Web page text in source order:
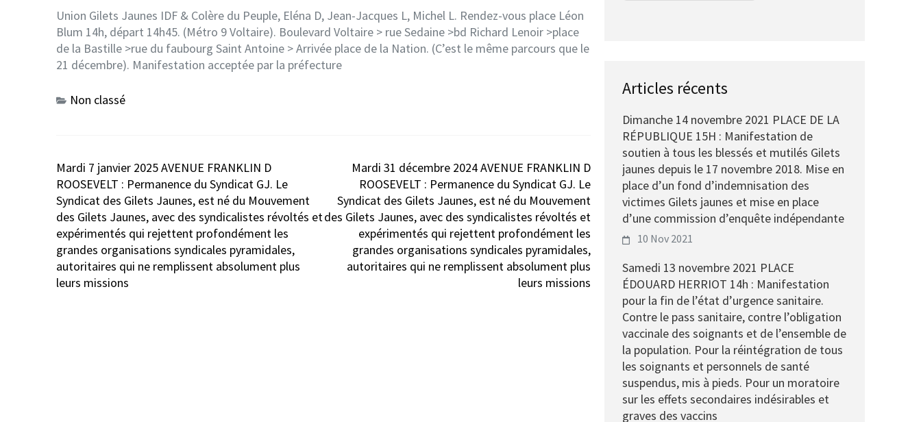
Union Gilets Jaunes IDF & Colère du Peuple, Eléna D, Jean-Jacques L, Michel L. Rendez-vous place Léon
Blum 14h, départ 14h45. (Métro 9 Voltaire). Boulevard Voltaire > rue Sedaine >bd Richard Lenoir >place
de la Bastille >rue du faubourg Saint Antoine > Arrivée place de la Nation. (C’est le même parcours que le
21 décembre). Manifestation acceptée par la préfecture
Non classé
Navigation
de
l’article
Mardi 7 janvier 2025 AVENUE FRANKLIN D
ROOSEVELT : Permanence du Syndicat GJ. Le
Syndicat des Gilets Jaunes, est né du Mouvement
des Gilets Jaunes, avec des syndicalistes révoltés et
expérimentés qui rejettent profondément les
grandes organisations syndicales pyramidales,
autoritaires qui ne remplissent absolument plus
leurs missions
Mardi 31 décembre 2024 AVENUE FRANKLIN D
ROOSEVELT : Permanence du Syndicat GJ. Le
Syndicat des Gilets Jaunes, est né du Mouvement
des Gilets Jaunes, avec des syndicalistes révoltés et
expérimentés qui rejettent profondément les
grandes organisations syndicales pyramidales,
autoritaires qui ne remplissent absolument plus
leurs missions
Articles récents
Dimanche 14 novembre 2021 PLACE DE LA
RÉPUBLIQUE 15H : Manifestation de
soutien à tous les blessés et mutilés Gilets
jaunes depuis le 17 novembre 2018. Mise en
place d’un fond d’indemnisation des
victimes Gilets jaunes et mise en place
d’une commission d’enquête indépendante
10 Nov 2021
Samedi 13 novembre 2021 PLACE
ÉDOUARD HERRIOT 14h : Manifestation
pour la fin de l’état d’urgence sanitaire.
Contre le pass sanitaire, contre l’obligation
vaccinale des soignants et de l’ensemble de
la population. Pour la réintégration de tous
les soignants et personnels de santé
suspendus, mis à pieds. Pour un moratoire
sur les effets secondaires indésirables et
graves des vaccins